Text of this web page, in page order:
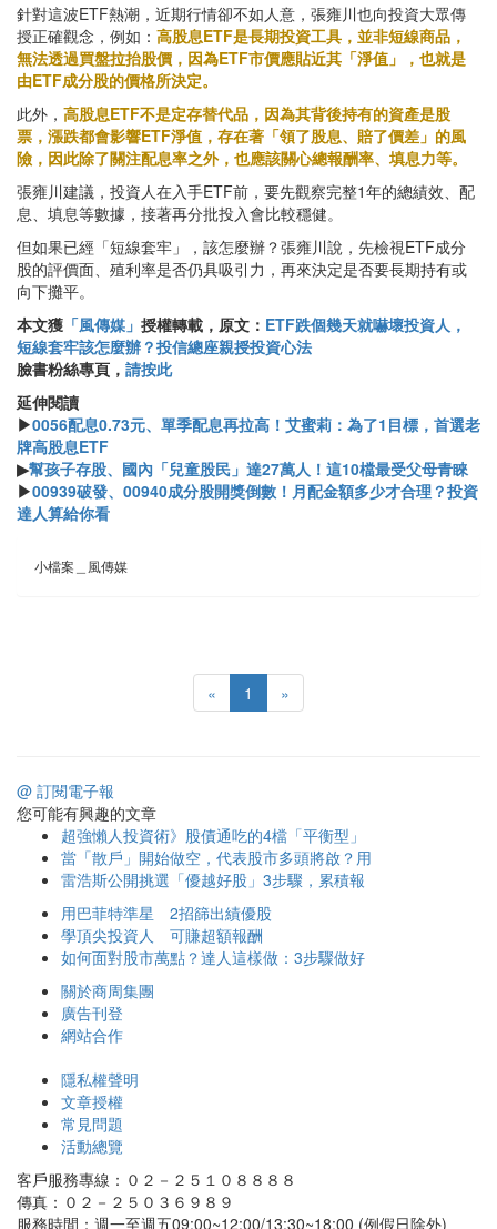
針對這波ETF熱潮，近期行情卻不如人意，張雍川也向投資大眾傳
授正確觀念，例如： 高股息ETF是長期投資工具，並非短線商品，
無法透過買盤拉抬股價，因為ETF市價應貼近其「淨值」，也就是
由ETF成分股的價格所決定。
此外， 高股息ETF不是定存替代品，因為其背後持有的資產是股
票，漲跌都會影響ETF淨值，存在著「領了股息、賠了價差」的風
險，因此除了關注配息率之外，也應該關心總報酬率、填息力等。
張雍川建議，投資人在入手ETF前，要先觀察完整1年的總績效、配
息、填息等數據，接著再分批投入會比較穩健。
但如果已經「短線套牢」，該怎麼辦？張雍川說，先檢視ETF成分
股的評價面、殖利率是否仍具吸引力，再來決定是否要長期持有或
向下攤平。
本文獲 「風傳媒」 授權轉載，原文： ETF跌個幾天就嚇壞投資人，
短線套牢該怎麼辦？投信總座親授投資心法
臉書粉絲專頁， 請按此
延伸閱讀
▶0056配息0.73元、單季配息再拉高！艾蜜莉：為了1目標，首選老
牌高股息ETF
▶幫孩子存股、國內「兒童股民」達27萬人！這10檔最受父母青睞
▶00939破發、00940成分股開獎倒數！月配金額多少才合理？投資
達人算給你看
小檔案＿風傳媒
« 1 »
@ 訂閱電子報
您可能有興趣的文章
超強懶人投資術》股債通吃的4檔「平衡型」
當「散戶」開始做空，代表股市多頭將啟？用
雷浩斯公開挑選「優越好股」3步驟，累積報
用巴菲特準星 2招篩出績優股
學頂尖投資人 可賺超額報酬
如何面對股市萬點？達人這樣做：3步驟做好
關於商周集團
廣告刊登
網站合作
隱私權聲明
文章授權
常見問題
活動總覽
客戶服務專線：０２－２５１０８８８８
傳真：０２－２５０３６９８９
服務時間：週一至週五09:00~12:00/13:30~18:00 (例假日除外)